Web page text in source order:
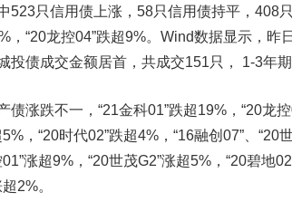
523只信用债上涨，58只信用债持平，408
，“20龙控04”跌超9%。Wind数据显示，
投债成交金额居首，共成交151只， 1-3年期
债涨跌不一 ，“21金科01”跌超19%，“20龙
，“20时代02”跌超4%，“16融创07”、“20
涨超9%，“20世茂G2”涨超5%，“20碧地
2%。